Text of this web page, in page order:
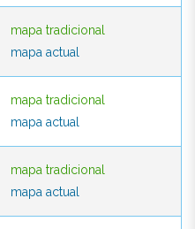
mapa tradicional
mapa actual
mapa tradicional
mapa actual
mapa tradicional
mapa actual
mapa actual
mapa actual
mapa actual